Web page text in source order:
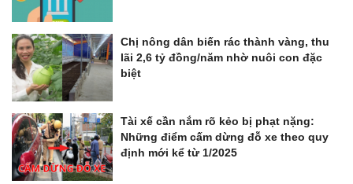
Chị nông dân biến rác thành vàng, thu
lãi 2,6 tỷ đồng/năm nhờ nuôi con đặc
biệt
Tài xế cần nắm rõ kẻo bị phạt nặng:
Những điểm cấm dừng đỗ xe theo quy
định mới kể từ 1/2025